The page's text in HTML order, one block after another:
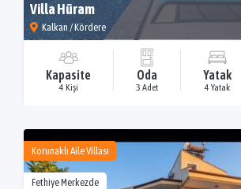
Villa Hüram
Kalkan / Kördere
Kapasite
4 Kişi
Oda
3 Adet
Yatak
4 Yatak
Korunaklı Aile Villası
Fethiye Merkezde